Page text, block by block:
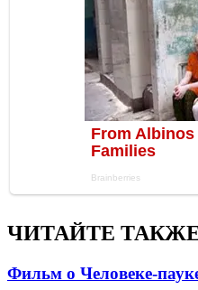
ЧИТАЙТЕ
Фильм о Человеке-